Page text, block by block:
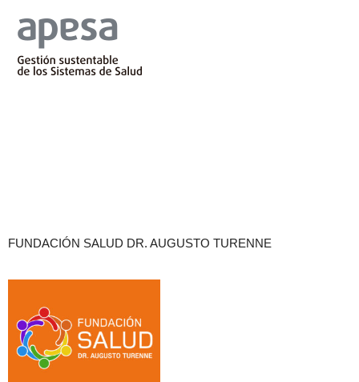
FUNDACIÓN SALUD DR. AUGUSTO TURENNE